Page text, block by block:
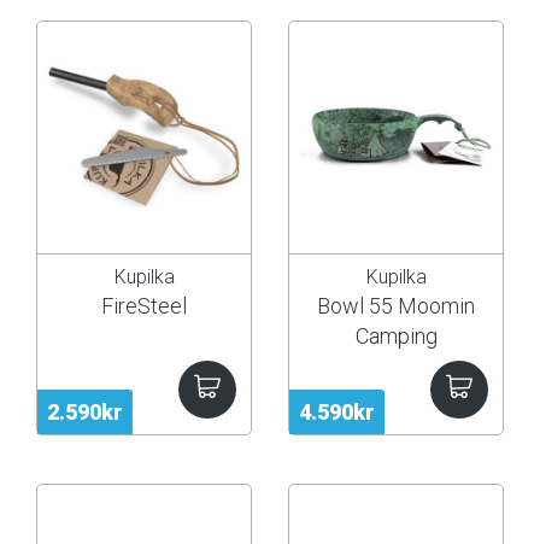
2.590kr
Kupilka
FireSteel
4.590kr
Kupilka
Bowl 55 Moomin
Camping